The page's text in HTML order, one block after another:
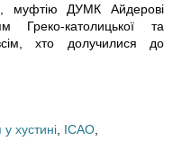
муфтію ДУМК Айдерові
Греко-католицької та
хто долучилися до
хустині ICAO